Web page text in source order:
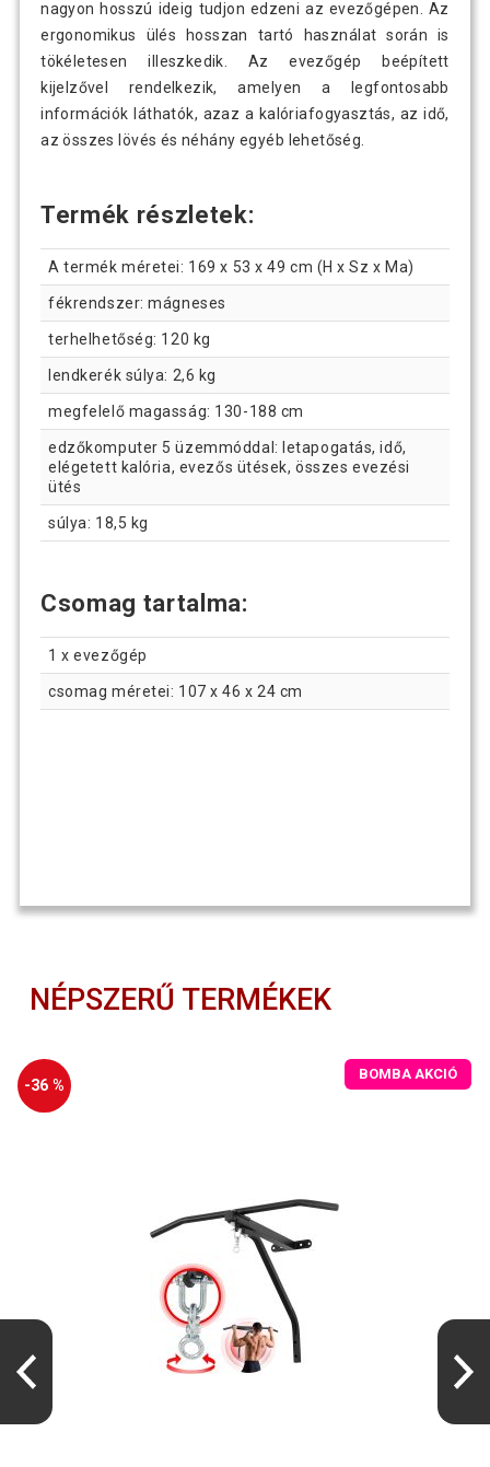
nagyon hosszú ideig tudjon edzeni az evezőgépen. Az
ergonomikus ülés hosszan tartó használat során is
tökéletesen illeszkedik. Az evezőgép beépített
kijelzővel rendelkezik, amelyen a legfontosabb
információk láthatók, azaz a kalóriafogyasztás, az idő,
az összes lövés és néhány egyéb lehetőség.
Termék részletek:
A termék méretei: 169 x 53 x 49 cm (H x Sz x Ma)
fékrendszer: mágneses
terhelhetőség: 120 kg
lendkerék súlya: 2,6 kg
megfelelő magasság: 130-188 cm
edzőkomputer 5 üzemmóddal: letapogatás, idő,
elégetett kalória, evezős ütések, összes evezési
ütés
súlya: 18,5 kg
Csomag tartalma:
1 x evezőgép
csomag méretei: 107 x 46 x 24 cm
NÉPSZERŰ TERMÉKEK
-36 %
BOMBA AKCIÓ